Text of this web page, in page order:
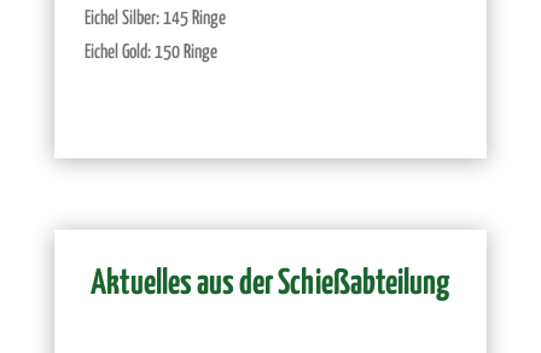
Eichel Silber: 145 Ringe
Eichel Gold: 150 Ringe
Aktuelles aus der Schießabteilung